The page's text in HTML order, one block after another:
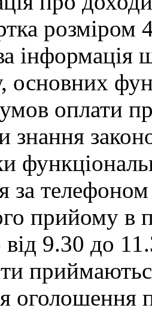
розміром
інформація
основних
оплати
знання
за
прийому в
9.30 до
оголошення